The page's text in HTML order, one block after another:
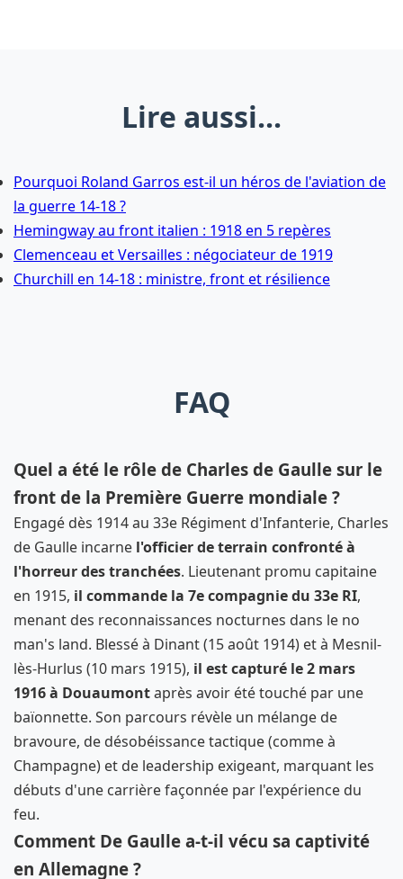
Lire aussi...
Pourquoi Roland Garros est-il un héros de l'aviation de
la guerre 14-18 ?
Hemingway au front italien : 1918 en 5 repères
Clemenceau et Versailles : négociateur de 1919
Churchill en 14-18 : ministre, front et résilience
FAQ
Quel a été le rôle de Charles de Gaulle sur le
front de la Première Guerre mondiale ?
Engagé dès 1914 au 33e Régiment d'Infanterie, Charles
de Gaulle incarne l'officier de terrain confronté à
l'horreur des tranchées. Lieutenant promu capitaine
en 1915, il commande la 7e compagnie du 33e RI,
menant des reconnaissances nocturnes dans le no
man's land. Blessé à Dinant (15 août 1914) et à Mesnil-
lès-Hurlus (10 mars 1915), il est capturé le 2 mars
1916 à Douaumontaprès avoir été touché par une
baïonnette. Son parcours révèle un mélange de
bravoure, de désobéissance tactique (comme à
Champagne) et de leadership exigeant, marquant les
débuts d'une carrière façonnée par l'expérience du
feu.
Comment De Gaulle a-t-il vécu sa captivité
en Allemagne ?